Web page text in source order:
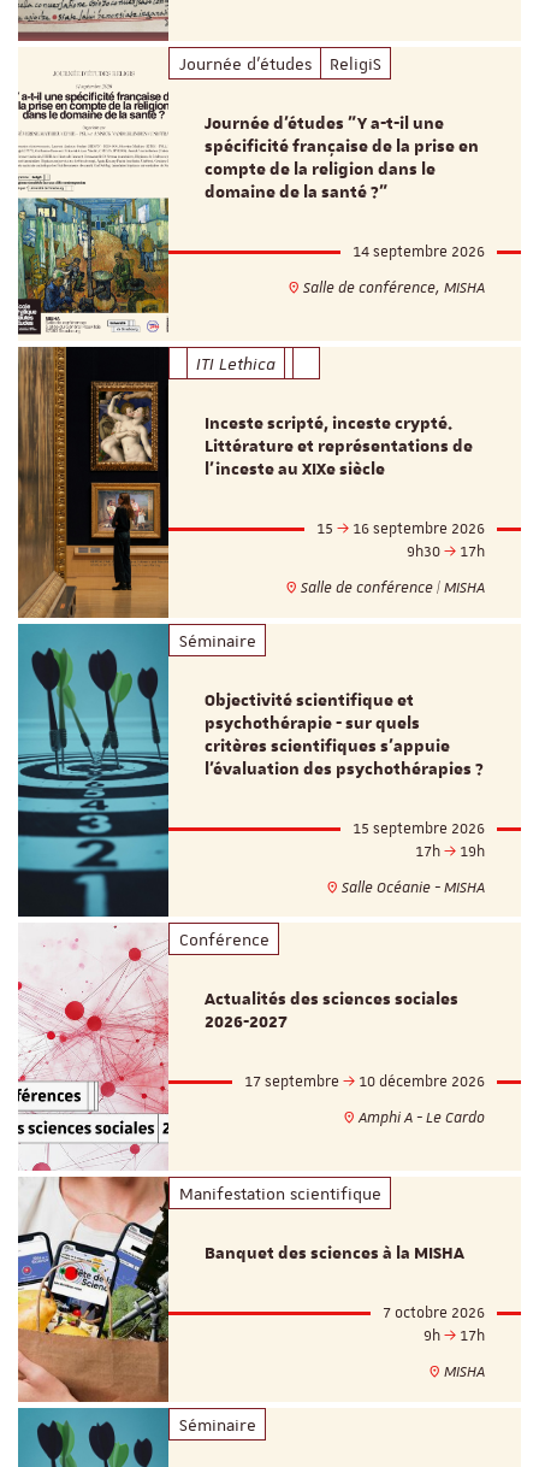
Journée d'études ReligiS
Journée d’études "Y a-t-il une
spécificité française de la prise en
compte de la religion dans le
domaine de la santé ?"
14 septembre 2026
Salle de conférence, MISHA
ITI Lethica
Inceste scripté, inceste crypté.
Littérature et représentations de
l’inceste au XIXe siècle
15
16 septembre 2026
9h30
17h
Salle de conférence | MISHA
Séminaire
Objectivité scientifique et
psychothérapie - sur quels
critères scientifiques s'appuie
l'évaluation des psychothérapies ?
15 septembre 2026
17h
19h
Salle Océanie - MISHA
Conférence
Actualités des sciences sociales
2026-2027
17 septembre
10 décembre 2026
Amphi A - Le Cardo
Manifestation scientifique
Banquet des sciences à la MISHA
7 octobre 2026
9h
17h
MISHA
Séminaire